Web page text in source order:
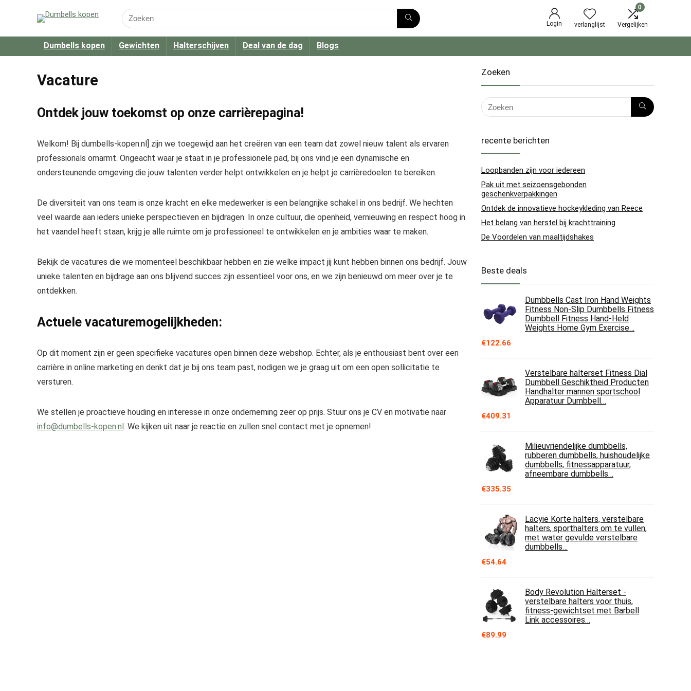
Search
for:
Login verlanglijst
0
Vergelijken
Dumbells kopen Gewichten Halterschijven Deal van de dag Blogs
Vacature
Ontdek jouw toekomst op onze carrièrepagina!
Welkom! Bij dumbells-kopen.nl] zijn we toegewijd aan het creëren van een team dat zowel nieuw talent als ervaren
professionals omarmt. Ongeacht waar je staat in je professionele pad, bij ons vind je een dynamische en
ondersteunende omgeving die jouw talenten verder helpt ontwikkelen en je helpt je carrièredoelen te bereiken.
De diversiteit van ons team is onze kracht en elke medewerker is een belangrijke schakel in ons bedrijf. We hechten
veel waarde aan ieders unieke perspectieven en bijdragen. In onze cultuur, die openheid, vernieuwing en respect hoog in
het vaandel heeft staan, krijg je alle ruimte om je professioneel te ontwikkelen en je ambities waar te maken.
Bekijk de vacatures die we momenteel beschikbaar hebben en zie welke impact jij kunt hebben binnen ons bedrijf. Jouw
unieke talenten en bijdrage aan ons blijvend succes zijn essentieel voor ons, en we zijn benieuwd om meer over je te
ontdekken.
Actuele vacaturemogelijkheden:
Op dit moment zijn er geen specifieke vacatures open binnen deze webshop. Echter, als je enthousiast bent over een
carrière in online marketing en denkt dat je bij ons team past, nodigen we je graag uit om een open sollicitatie te
versturen.
We stellen je proactieve houding en interesse in onze onderneming zeer op prijs. Stuur ons je CV en motivatie naar
info@dumbells-kopen.nl. We kijken uit naar je reactie en zullen snel contact met je opnemen!
Zoeken
recente berichten
Loopbanden zijn voor iedereen
Pak uit met seizoensgebonden
geschenkverpakkingen
Ontdek de innovatieve hockeykleding van Reece
Het belang van herstel bij krachttraining
De Voordelen van maaltijdshakes
Beste deals
Dumbbells Cast Iron Hand Weights
Fitness Non-Slip Dumbbells Fitness
Dumbbell Fitness Hand-Held
Weights Home Gym Exercise…
€122.66
Verstelbare halterset Fitness Dial
Dumbbell Geschiktheid Producten
Handhalter mannen sportschool
Apparatuur Dumbbell…
€409.31
Milieuvriendelijke dumbbells,
rubberen dumbbells, huishoudelijke
dumbbells, fitnessapparatuur,
afneembare dumbbells…
€335.35
Lacyie Korte halters, verstelbare
halters, sporthalters om te vullen,
met water gevulde verstelbare
dumbbells…
€54.64
Body Revolution Halterset -
verstelbare halters voor thuis,
fitness-gewichtset met Barbell
Link accessoires…
€89.99